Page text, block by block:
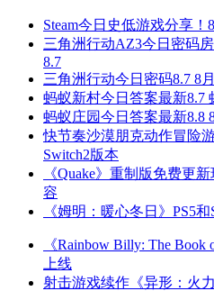
Steam今日史低游戏分享
三角洲行动AZ3今日密码
8.7
三角洲行动今日密码8.7 8
蚂蚁新村今日答案最新8.7
蚂蚁庄园今日答案最新8.8
快节奏沙漠朋克动作冒险
Switch2版本
《Quake》重制版免费更
容
《姆明：暖心冬日》PS5
《Rainbow Billy: The
上线
射击游戏续作《异形：火